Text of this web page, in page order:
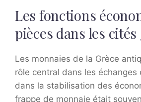
Les fonctions
pièces dans les
Les monnaies de la Grèce
rôle central dans les échanges
dans la stabilisation des
frappe de monnaie était